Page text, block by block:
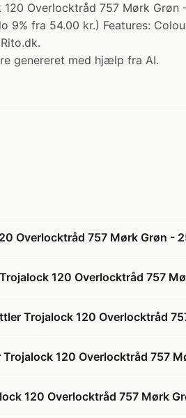
Overlocktråd 757 Mørk
9% fra 54.00 kr.) Features:
genereret med hjælp fra AI.
Overlocktråd 757 Mørk Grøn -
120 Overlocktråd 757
Trojalock 120 Overlocktråd
120 Overlocktråd 757
120 Overlocktråd 757 Mørk